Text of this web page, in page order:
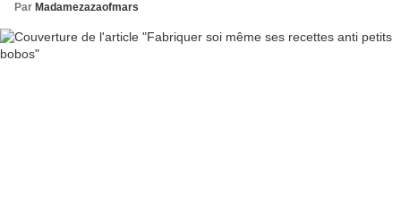
Par Madamezazaofmars